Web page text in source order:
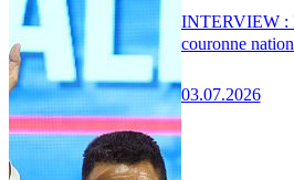
INTERVIEW :
couronne
03.07.2026